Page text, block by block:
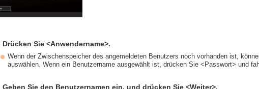
Drücken Sie <Anwendername>.
Wenn der Zwischenspeicher des angemeldeten Benutzers noch vorhanden ist,
auswählen. Wenn ein Benutzername ausgewählt ist, drücken Sie <Passwort> und
Geben Sie den Benutzernamen ein, und drücken Sie <Weiter>.